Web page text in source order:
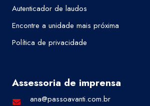
Autenticador de laudos
Encontre a unidade mais próxima
Política de privacidade
Assessoria de imprensa
ana@passoavanti.com.br